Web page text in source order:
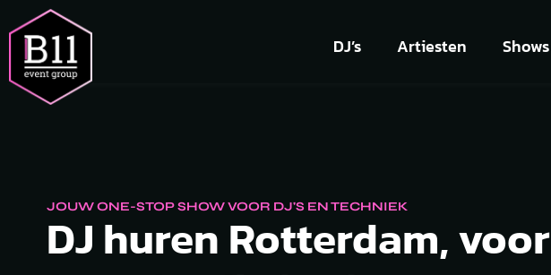
DJ’s Artiesten Shows
JOUW ONE-STOP SHOW VOOR DJ'S EN TECHNIEK
DJ huren Rotterdam, voor